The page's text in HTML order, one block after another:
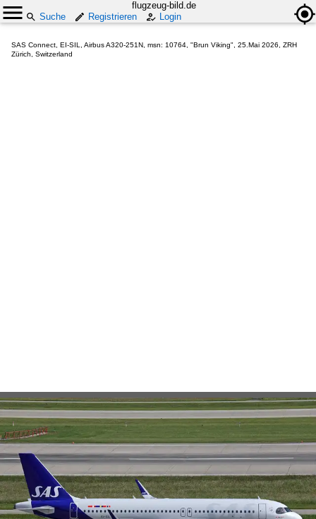
flugzeug-bild.de
Suche
Registrieren Login
SAS Connect, EI-SIL, Airbus A320-251N, msn: 10764, "Brun Viking", 25.Mai 2026, ZRH
Zürich, Switzerland